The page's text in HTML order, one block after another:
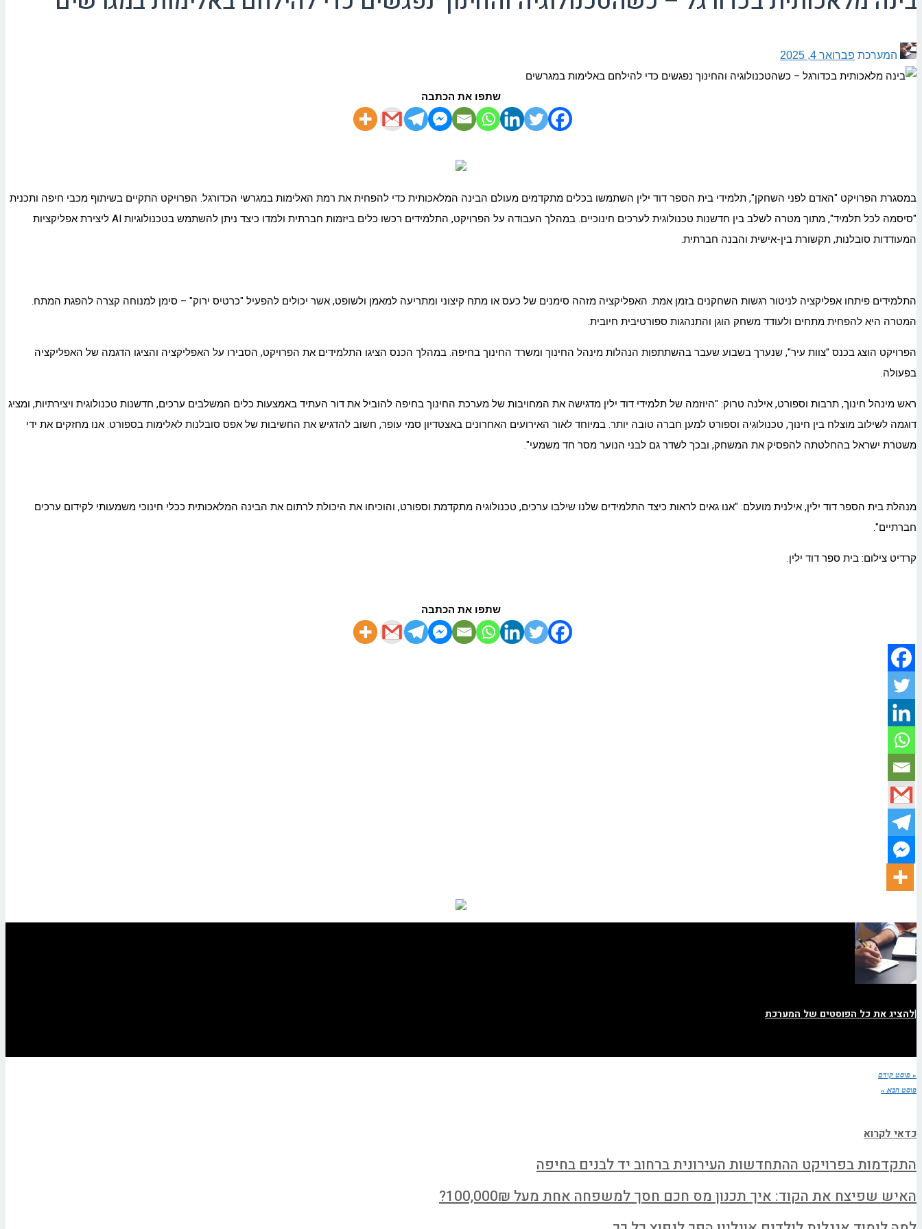
המערכת פברואר 4, 2025
שתפו את הכתבה
במסגרת הפרויקט "האדם לפני השחקן", תלמידי בית הספר דוד ילין השתמשו בכלים מתקדמים מעולם הבינה המלאכותית כדי להפחית את רמת האלימות במגרשי הכדורגל. הפרויקט התקיים בשיתוף מכבי חיפה ותכנית
"סיסמה לכל תלמיד", מתוך מטרה לשלב בין חדשנות טכנולוגית לערכים חינוכיים. במהלך העבודה על הפרויקט, התלמידים רכשו כלים ביזמות חברתית ולמדו כיצד ניתן להשתמש בטכנולוגיות AI ליצירת אפליקציות
המעודדות סובלנות, תקשורת בין-אישית והבנה חברתית.
התלמידים פיתחו אפליקציה לניטור רגשות השחקנים בזמן אמת. האפליקציה מזהה סימנים של כעס או מתח קיצוני ומתריעה למאמן ולשופט, אשר יכולים להפעיל "כרטיס ירוק" – סימן למנוחה קצרה להפגת המתח.
המטרה היא להפחית מתחים ולעודד משחק הוגן והתנהגות ספורטיבית חיובית.
הפרויקט הוצג בכנס "צוות עיר", שנערך בשבוע שעבר בהשתתפות הנהלות מינהל החינוך ומשרד החינוך בחיפה. במהלך הכנס הציגו התלמידים את הפרויקט, הסבירו על האפליקציה והציגו הדגמה של האפליקציה
בפעולה.
ראש מינהל חינוך, תרבות וספורט, אילנה טרוק: "היוזמה של תלמידי דוד ילין מדגישה את המחויבות של מערכת החינוך בחיפה להוביל את דור העתיד באמצעות כלים המשלבים ערכים, חדשנות טכנולוגית ויצירתיות, ומציג
דוגמה לשילוב מוצלח בין חינוך, טכנולוגיה וספורט למען חברה טובה יותר. במיוחד לאור האירועים האחרונים באצטדיון סמי עופר, חשוב להדגיש את החשיבות של אפס סובלנות לאלימות בספורט. אנו מחזקים את ידי
משטרת ישראל בהחלטתה להפסיק את המשחק, ובכך לשדר גם לבני הנוער מסר חד משמעי".
מנהלת בית הספר דוד ילין, אילנית מועלם: "אנו גאים לראות כיצד התלמידים שלנו שילבו ערכים, טכנולוגיה מתקדמת וספורט, והוכיחו את היכולת לרתום את הבינה המלאכותית ככלי חינוכי משמעותי לקידום ערכים
חברתיים".
קרדיט צילום: בית ספר דוד ילין.
שתפו את הכתבה
|להציג את כל הפוסטים של המערכת
« פוסט קודם
פוסט הבא »
כדאי לקרוא
התקדמות בפרויקט ההתחדשות העירונית ברחוב יד לבנים בחיפה
האיש שפיצח את הקוד: איך תכנון מס חכם חסך למשפחה אחת מעל 100,000₪?